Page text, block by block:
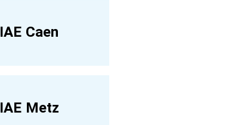
IAE Caen
IAE Metz